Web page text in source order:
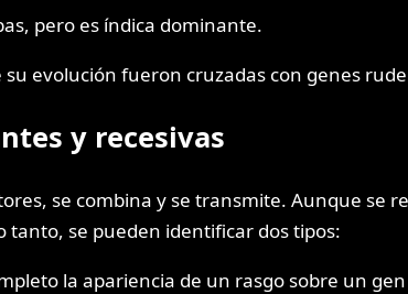
pero es índica dominante.
evolución fueron cruzadas con genes
y recesivas
se combina y se transmite. Aunque se
se pueden identificar dos tipos:
la apariencia de un rasgo sobre un